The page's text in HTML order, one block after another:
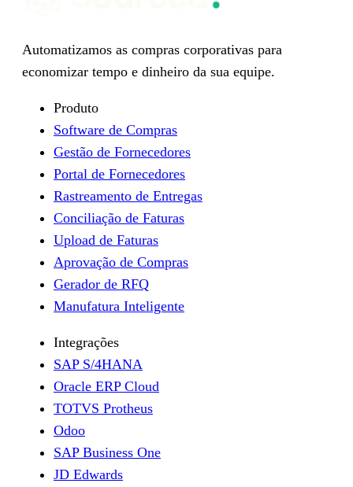
Automatizamos as compras corporativas para
economizar tempo e dinheiro da sua equipe.
Produto
Software de Compras
Gestão de Fornecedores
Portal de Fornecedores
Rastreamento de Entregas
Conciliação de Faturas
Upload de Faturas
Aprovação de Compras
Gerador de RFQ
Manufatura Inteligente
Integrações
SAP S/4HANA
Oracle ERP Cloud
TOTVS Protheus
Odoo
SAP Business One
JD Edwards